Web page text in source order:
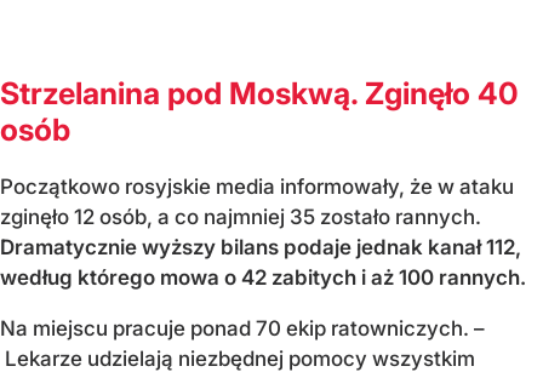
Strzelanina pod Moskwą. Zginęło 40
osób
Początkowo rosyjskie media informowały, że w ataku
zginęło 12 osób, a co najmniej 35 zostało rannych.
Dramatycznie wyższy bilans podaje jednak kanał 112,
według którego mowa o 42 zabitych i aż 100 rannych.
Na miejscu pracuje ponad 70 ekip ratowniczych. –
Lekarze udzielają niezbędnej pomocy wszystkim